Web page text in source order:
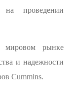
на проведении
мировом рынке
и надежности
Cummins.